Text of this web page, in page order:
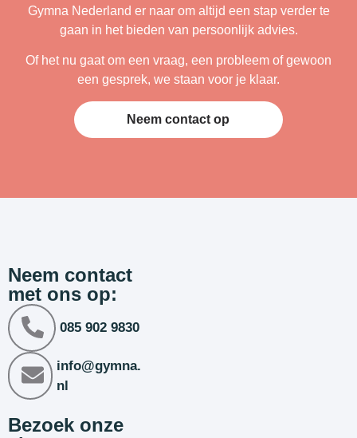
Gymna Nederland er naar om altijd een stap verder te
gaan in het bieden van persoonlijk advies.
Of het nu gaat om een vraag, een probleem of gewoon
een gesprek, we staan voor je klaar.
Neem contact op
Neem contact
met ons op:
085 902 9830
info@gymna.
nl
Bezoek onze